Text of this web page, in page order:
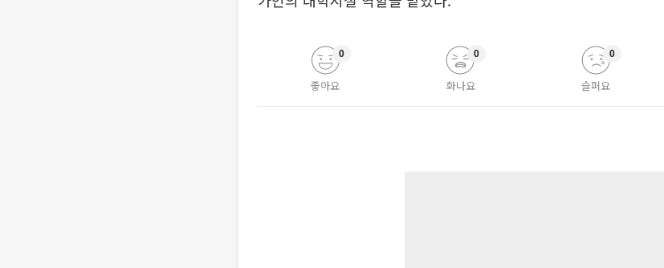
좋아요
0
화나요
0
슬퍼요
0